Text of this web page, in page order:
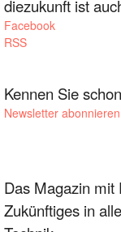
diezukunft ist
Facebook
RSS
Kennen Sie
Newsletter abonnieren
Das Magazin mit
Zukünftiges in